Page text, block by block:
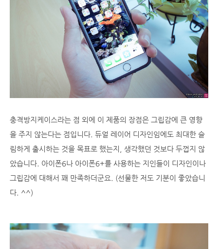
충격방지케이스라는 점 외에 이 제품의 장점은 그립감에 큰 영향
을 주지 않는다는 점입니다. 듀얼 레이어 디자인임에도 최대한 슬
림하게 출시하는 것을 목표로 했는지, 생각했던 것보다 두껍지 않
았습니다. 아이폰6나 아이폰6+를 사용하는 지인들이 디자인이나
그립감에 대해서 꽤 만족하더군요. (선물한 저도 기분이 좋았습니
다. ^^)